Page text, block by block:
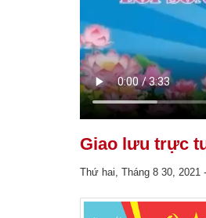
Giao lưu trực
Thứ hai, Tháng 8 30, 2021